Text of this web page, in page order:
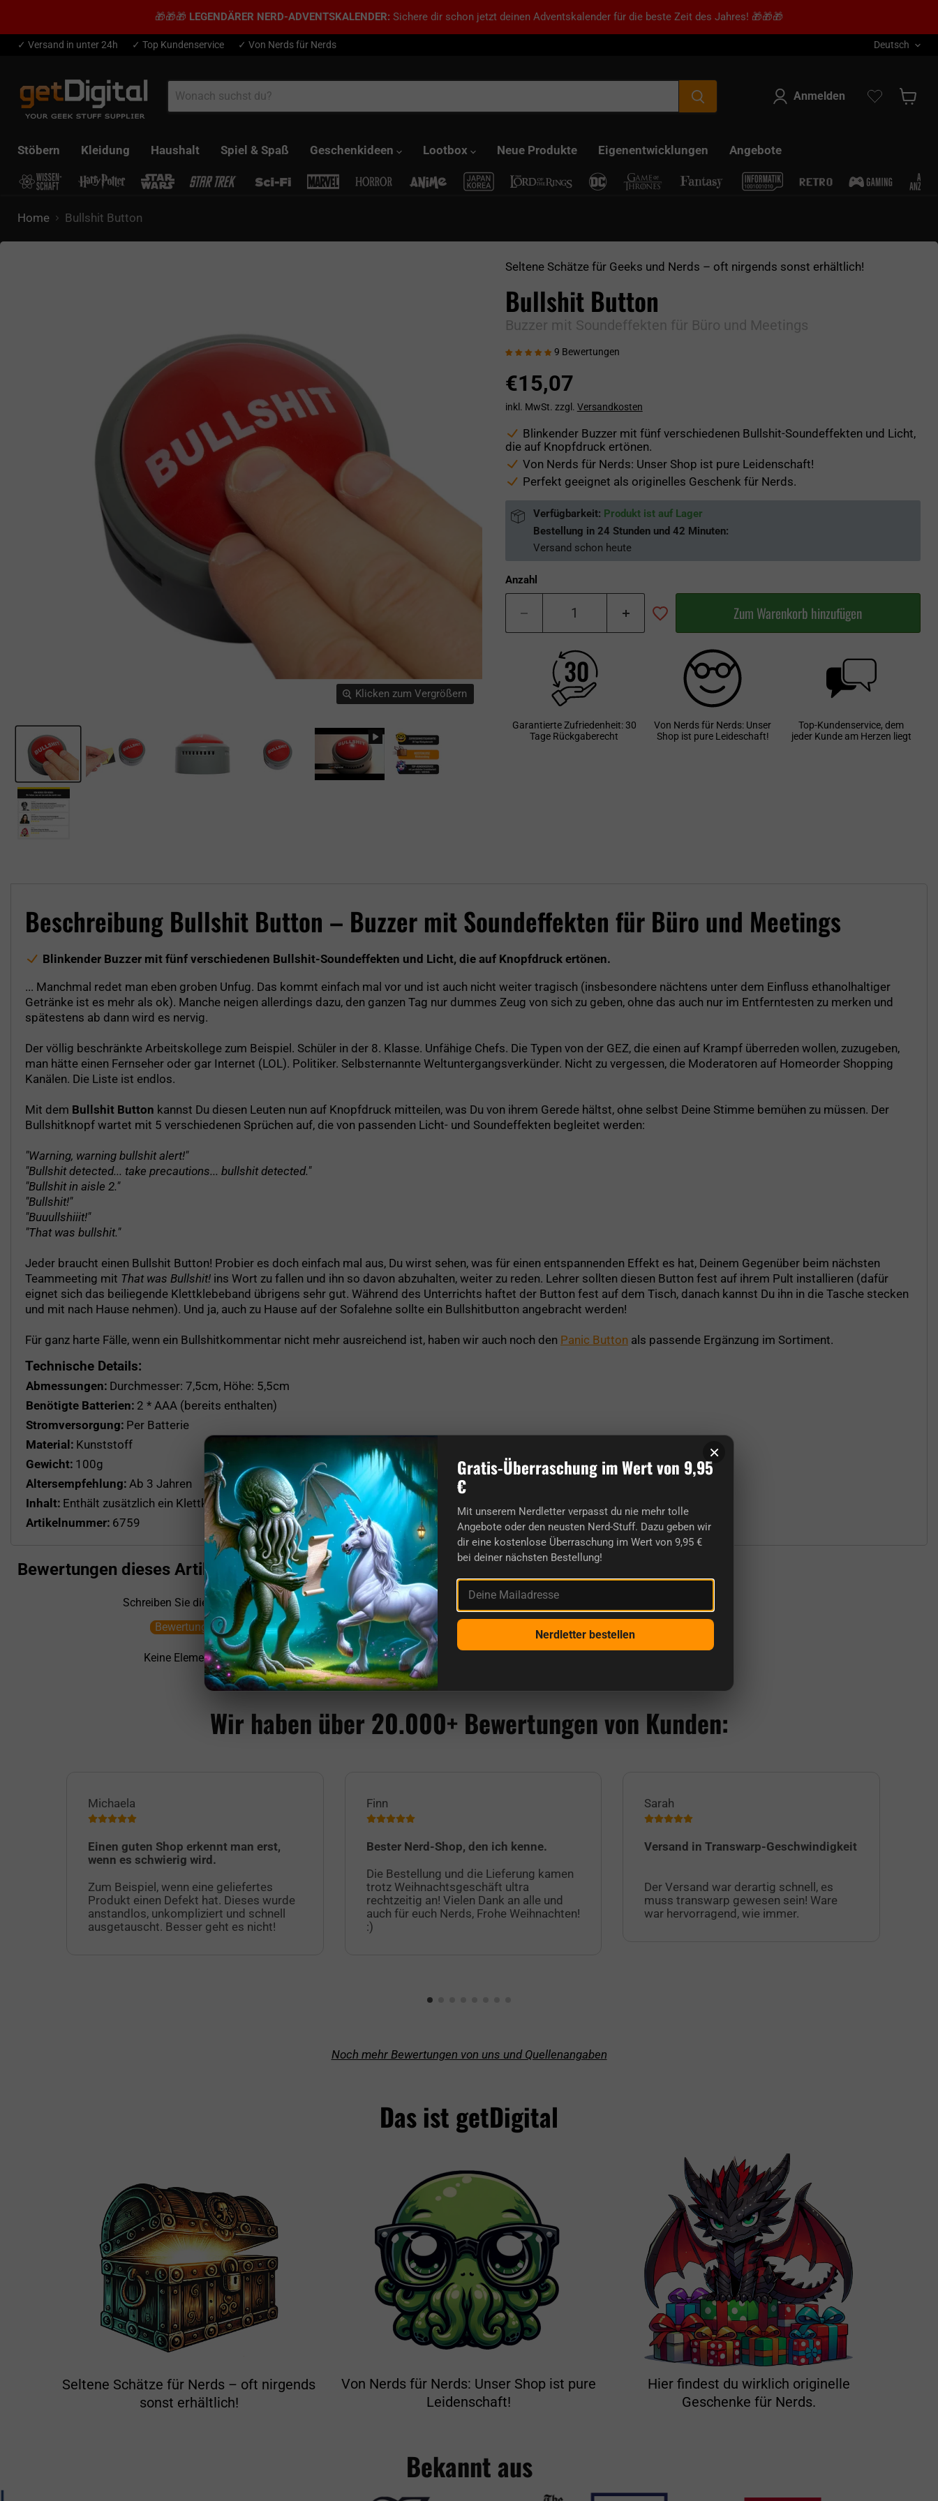
🎁🎁🎁 LEGENDÄRER NERD-ADVENTSKALENDER: Sichere dir schon jetzt deinen Adventskalender für die beste Zeit des Jahres! 🎁🎁🎁
✓ Versand in unter 24h ✓ Top Kundenservice ✓ Von Nerds für Nerds Sprache
Deutsch
Anmelden
Stöbern Kleidung Haushalt Spiel & Spaß Geschenkideen Lootbox Neue Produkte Eigenentwicklungen Angebote
Home Bullshit Button
Klicken zum Vergrößern
Seltene Schätze für Geeks und Nerds – oft nirgends sonst erhältlich!
Bullshit Button
Buzzer mit Soundeffekten für Büro und Meetings
9 Bewertungen
€15,07
inkl. MwSt. zzgl. Versandkosten
Blinkender Buzzer mit fünf verschiedenen Bullshit-Soundeffekten und Licht,
die auf Knopfdruck ertönen.
Von Nerds für Nerds: Unser Shop ist pure Leidenschaft!
Perfekt geeignet als originelles Geschenk für Nerds.
Verfügbarkeit: Produkt ist auf Lager
Bestellung in 24 Stunden und 42 Minuten:
Versand schon heute
Anzahl
Zum Warenkorb hinzufügen
Garantierte Zufriedenheit: 30
Tage Rückgaberecht
Von Nerds für Nerds: Unser
Shop ist pure Leideschaft!
Top-Kundenservice, dem
jeder Kunde am Herzen liegt
Beschreibung Bullshit Button – Buzzer mit Soundeffekten für Büro und Meetings
Blinkender Buzzer mit fünf verschiedenen Bullshit-Soundeffekten und Licht, die auf Knopfdruck ertönen.
... Manchmal redet man eben groben Unfug. Das kommt einfach mal vor und ist auch nicht weiter tragisch (insbesondere nächtens unter dem Einfluss ethanolhaltiger
Getränke ist es mehr als ok). Manche neigen allerdings dazu, den ganzen Tag nur dummes Zeug von sich zu geben, ohne das auch nur im Entferntesten zu merken und
spätestens ab dann wird es nervig.
Der völlig beschränkte Arbeitskollege zum Beispiel. Schüler in der 8. Klasse. Unfähige Chefs. Die Typen von der GEZ, die einen auf Krampf überreden wollen, zuzugeben,
man hätte einen Fernseher oder gar Internet (LOL). Politiker. Selbsternannte Weltuntergangsverkünder. Nicht zu vergessen, die Moderatoren auf Homeorder Shopping
Kanälen. Die Liste ist endlos.
Mit dem Bullshit Button kannst Du diesen Leuten nun auf Knopfdruck mitteilen, was Du von ihrem Gerede hältst, ohne selbst Deine Stimme bemühen zu müssen. Der
Bullshitknopf wartet mit 5 verschiedenen Sprüchen auf, die von passenden Licht- und Soundeffekten begleitet werden:
"Warning, warning bullshit alert!"
"Bullshit detected... take precautions... bullshit detected."
"Bullshit in aisle 2."
"Bullshit!"
"Buuullshiiit!"
"That was bullshit."
Jeder braucht einen Bullshit Button! Probier es doch einfach mal aus, Du wirst sehen, was für einen entspannenden Effekt es hat, Deinem Gegenüber beim nächsten
Teammeeting mit That was Bullshit! ins Wort zu fallen und ihn so davon abzuhalten, weiter zu reden. Lehrer sollten diesen Button fest auf ihrem Pult installieren (dafür
eignet sich das beiliegende Klettklebeband übrigens sehr gut. Während des Unterrichts haftet der Button fest auf dem Tisch, danach kannst Du ihn in die Tasche stecken
und mit nach Hause nehmen). Und ja, auch zu Hause auf der Sofalehne sollte ein Bullshitbutton angebracht werden!
Für ganz harte Fälle, wenn ein Bullshitkommentar nicht mehr ausreichend ist, haben wir auch noch den Panic Button als passende Ergänzung im Sortiment.
Technische Details:
Abmessungen: Durchmesser: 7,5cm, Höhe: 5,5cm
Benötigte Batterien: 2 * AAA (bereits enthalten)
Stromversorgung: Per Batterie
Material: Kunststoff
Gewicht: 100g
Altersempfehlung: Ab 3 Jahren
Inhalt: Enthält zusätzlich ein Klettklebeband zur Fixierung.
Artikelnummer: 6759
Bewertungen dieses Artikels
Schreiben Sie die erste Bewertung
Bewertung schreiben
Keine Elemente gefunden
Wir haben über 20.000+ Bewertungen von Kunden:
Michaela
Einen guten Shop erkennt man erst,
wenn es schwierig wird.
Zum Beispiel, wenn eine geliefertes
Produkt einen Defekt hat. Dieses wurde
anstandlos, unkompliziert und schnell
ausgetauscht. Besser geht es nicht!
Finn
Bester Nerd-Shop, den ich kenne.
Die Bestellung und die Lieferung kamen
trotz Weihnachtsgeschäft ultra
rechtzeitig an! Vielen Dank an alle und
auch für euch Nerds, Frohe Weihnachten!
:)
Sarah
Versand in Transwarp-Geschwindigkeit
Der Versand war derartig schnell, es
muss transwarp gewesen sein! Ware
war hervorragend, wie immer.
Noch mehr Bewertungen von uns und Quellenangaben
Das ist getDigital
Seltene Schätze für Nerds – oft nirgends
sonst erhältlich!
Von Nerds für Nerds: Unser Shop ist pure
Leidenschaft!
Hier findest du wirklich originelle
Geschenke für Nerds.
Bekannt aus
×
Gratis-Überraschung im Wert von 9,95
€
Mit unserem Nerdletter verpasst du nie mehr tolle
Angebote oder den neusten Nerd-Stuff. Dazu geben wir
dir eine kostenlose Überraschung im Wert von 9,95 €
bei deiner nächsten Bestellung!
Deine Mailadresse
Nerdletter bestellen